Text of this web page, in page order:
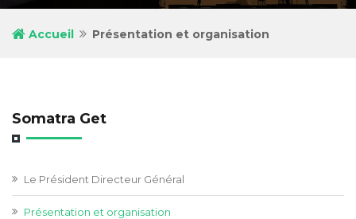
Accueil Présentation et organisation
Somatra Get
Le Président Directeur Général
Présentation et organisation